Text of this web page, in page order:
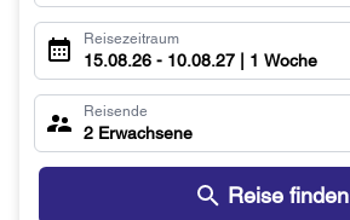
Reisezeitraum
15.08.26 - 10.08.27 | 1 Woche
Reisende
2 Erwachsene
Reise finden